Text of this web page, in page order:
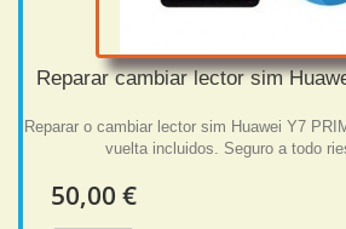
Reparar cambiar lector sim
Reparar o cambiar lector sim Huawei Y7
vuelta incluidos. Seguro a todo
50,00 €